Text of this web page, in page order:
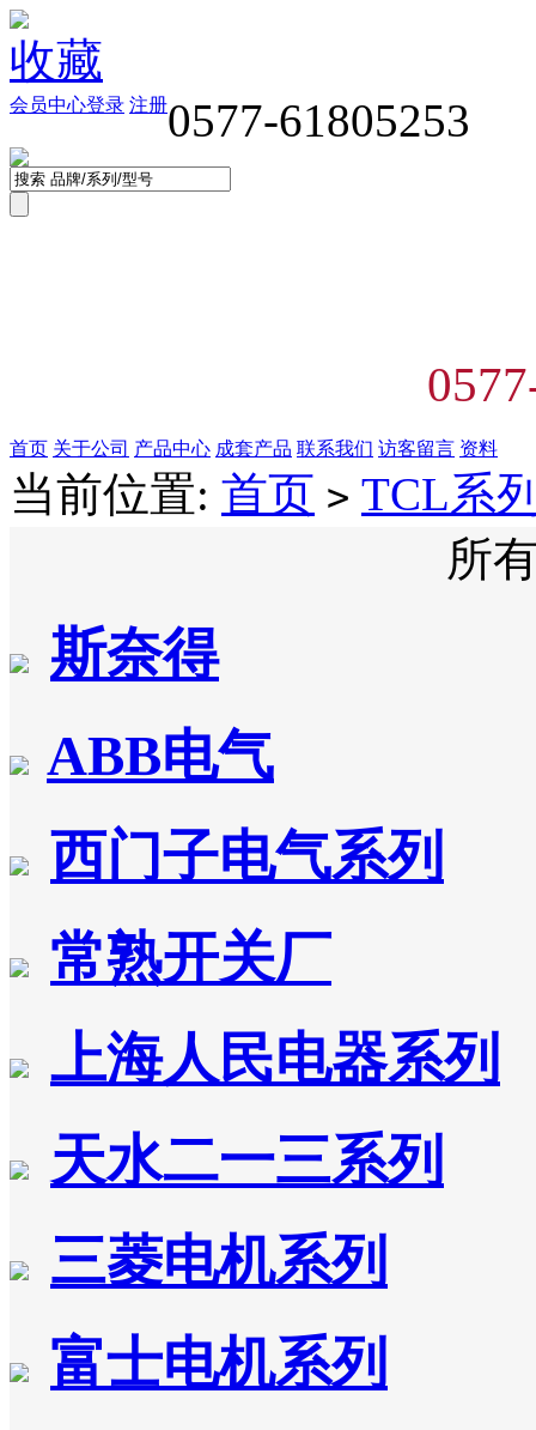
收藏
0577-61805253
登录 注册
会员中心
首页 关于公司 产品中心 成套产品 联系我们 访客留言 资料
当前位置: 首页 > TCL系
所
斯奈得
ABB电气
西门子电气系列
常熟开关厂
上海人民电器系列
天水二一三系列
三菱电机系列
富士电机系列